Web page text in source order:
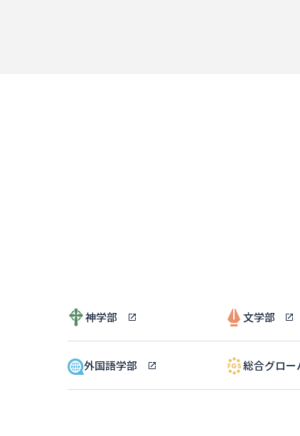
神学部 文学部
外国語学部 総合グロー